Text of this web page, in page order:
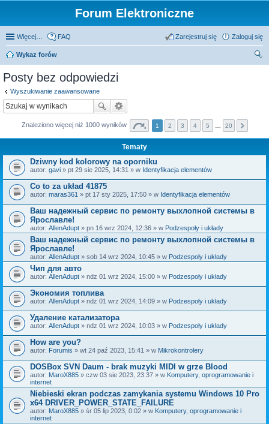
Forum Elektroniczne
Więcej… FAQ Zaloguj się
Zarejestruj się
Wykaz forów
Posty bez odpowiedzi
Wyszukiwanie zaawansowane
Znaleziono więcej niż 1000 wyników 1 2 3 4 5 20
Tematy
Dziwny kod kolorowy na oporniku
autor: gavi » pt 29 sie 2025, 14:31 » w Identyfikacja elementów
Co to za układ 41875
autor: maras361 » pt 17 sty 2025, 17:50 » w Identyfikacja elementów
Ваш надежный сервис по ремонту выхлопной системы в
Ярославле!
autor: AllenAdupt » pn 16 wrz 2024, 12:36 » w Podzespoły i układy
Ваш надежный сервис по ремонту выхлопной системы в
Ярославле!
autor: AllenAdupt » sob 14 wrz 2024, 10:45 » w Podzespoły i układy
Чип для авто
autor: AllenAdupt » ndz 01 wrz 2024, 15:00 » w Podzespoły i układy
Экономия топлива
autor: AllenAdupt » ndz 01 wrz 2024, 14:09 » w Podzespoły i układy
Удаление катализатора
autor: AllenAdupt » ndz 01 wrz 2024, 10:03 » w Podzespoły i układy
How are you?
autor: Forumis » wt 24 paź 2023, 15:41 » w Mikrokontrolery
DOSBox SVN Daum - brak muzyki MIDI w grze Blood
autor: MaroX885 » czw 03 sie 2023, 23:37 » w Komputery, oprogramowanie i
internet
Niebieski ekran podczas zamykania systemu Windows 10 Pro
x64 DRIVER_POWER_STATE_FAILURE
autor: MaroX885 » śr 05 lip 2023, 0:02 » w Komputery, oprogramowanie i
internet